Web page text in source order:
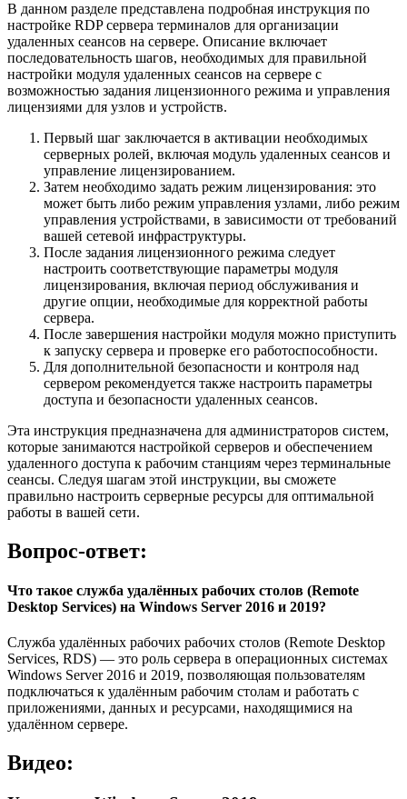
В данном разделе представлена подробная инструкция по
настройке RDP сервера терминалов для организации
удаленных сеансов на сервере. Описание включает
последовательность шагов, необходимых для правильной
настройки модуля удаленных сеансов на сервере с
возможностью задания лицензионного режима и управления
лицензиями для узлов и устройств.
Первый шаг заключается в активации необходимых
серверных ролей, включая модуль удаленных сеансов и
управление лицензированием.
Затем необходимо задать режим лицензирования: это
может быть либо режим управления узлами, либо режим
управления устройствами, в зависимости от требований
вашей сетевой инфраструктуры.
После задания лицензионного режима следует
настроить соответствующие параметры модуля
лицензирования, включая период обслуживания и
другие опции, необходимые для корректной работы
сервера.
После завершения настройки модуля можно приступить
к запуску сервера и проверке его работоспособности.
Для дополнительной безопасности и контроля над
сервером рекомендуется также настроить параметры
доступа и безопасности удаленных сеансов.
Эта инструкция предназначена для администраторов систем,
которые занимаются настройкой серверов и обеспечением
удаленного доступа к рабочим станциям через терминальные
сеансы. Следуя шагам этой инструкции, вы сможете
правильно настроить серверные ресурсы для оптимальной
работы в вашей сети.
Вопрос-ответ:
Что такое служба удалённых рабочих столов (Remote
Desktop Services) на Windows Server 2016 и 2019?
Служба удалённых рабочих рабочих столов (Remote Desktop
Services, RDS) — это роль сервера в операционных системах
Windows Server 2016 и 2019, позволяющая пользователям
подключаться к удалённым рабочим столам и работать с
приложениями, данных и ресурсами, находящимися на
удалённом сервере.
Видео: